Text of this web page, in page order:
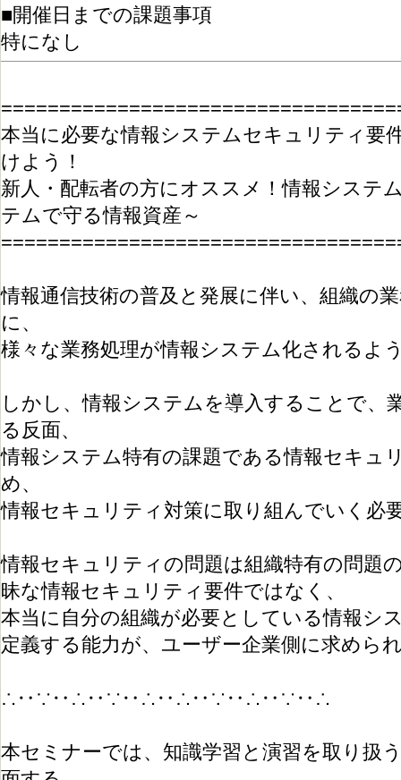
■開催日までの課題事項
特になし
本当に必要な情報システムセキュリティ要
けよう！
新人・配転者の方にオススメ！情報システ
テムで守る情報資産～
情報通信技術の普及と発展に伴い、組織の
に、
様々な業務処理が情報システム化されるよ
しかし、情報システムを導入することで、
る反面、
情報システム特有の課題である情報セキュ
め、
情報セキュリティ対策に取り組んでいく必
情報セキュリティの問題は組織特有の問題
昧な情報セキュリティ要件ではなく、
本当に自分の組織が必要としている情報シ
定義する能力が、ユーザー企業側に求めら
∴‥∵‥∴‥∵‥∴‥∴‥∵‥∴‥∵‥∴
本セミナーでは、知識学習と演習を取り扱